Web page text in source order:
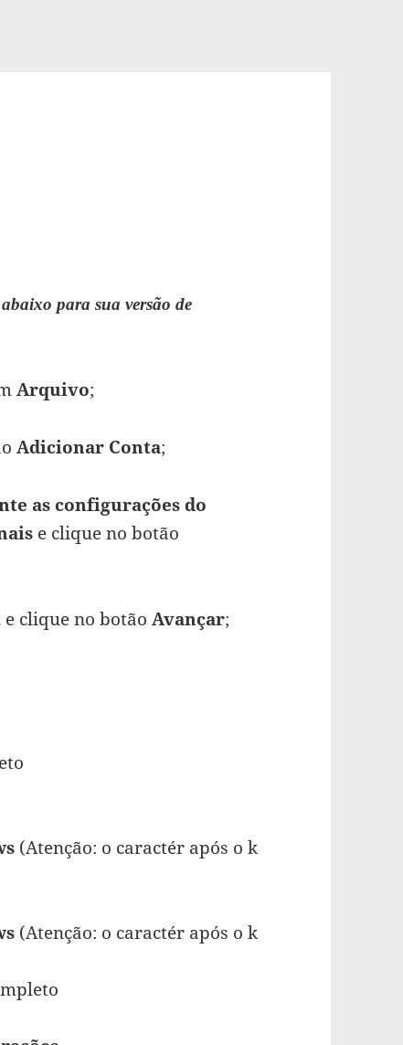
para sua versão de
Arquivo;
Adicionar Conta;
as configurações do
e clique no botão
e clique no botãoAvançar;
(Atenção: o caractér após o k
(Atenção: o caractér após o k